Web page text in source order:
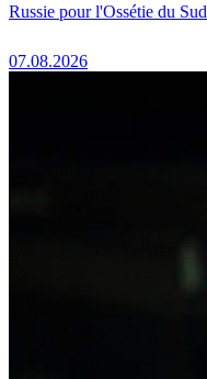
Russie pour l'Ossétie du Sud
07.08.2026